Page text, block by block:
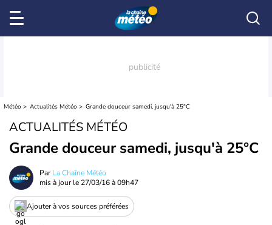
Météo Actualités Météo Grande douceur samedi, jusqu'à 25°C
ACTUALITÉS MÉTÉO
Grande douceur samedi, jusqu'à 25°C
ParLa Chaîne Météo
mis à jour le 27/03/16 à 09h47
Ajouter à vos sources préférées